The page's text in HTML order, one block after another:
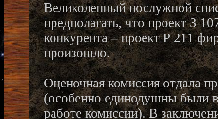
Великолепный послужной
предполагать, что проект З
конкурента – проект Р 211
произошло.
Оценочная комиссия отдала
(особенно единодушны были
работе комиссии). В